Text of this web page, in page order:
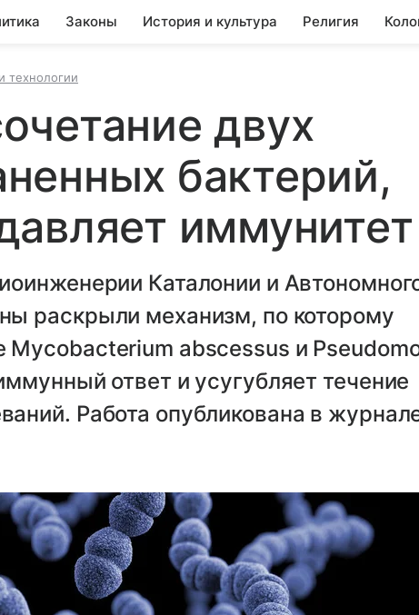
Законы История и культура Религия
технологии
двух
бактерий,
иммунитет
Каталонии и
раскрыли механизм, по которому
Mycobacterium abscessus и
ответ и усугубляет течение
Работа опубликована в